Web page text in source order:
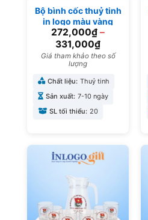
Bộ bình cốc thuỷ tinh
in logo màu vàng
BBL-08
272,000₫ –
331,000₫
Giá tham khảo theo số
lượng
Chất liệu: Thuỷ tinh
Sản xuất: 7-10 ngày
SL tối thiểu: 20